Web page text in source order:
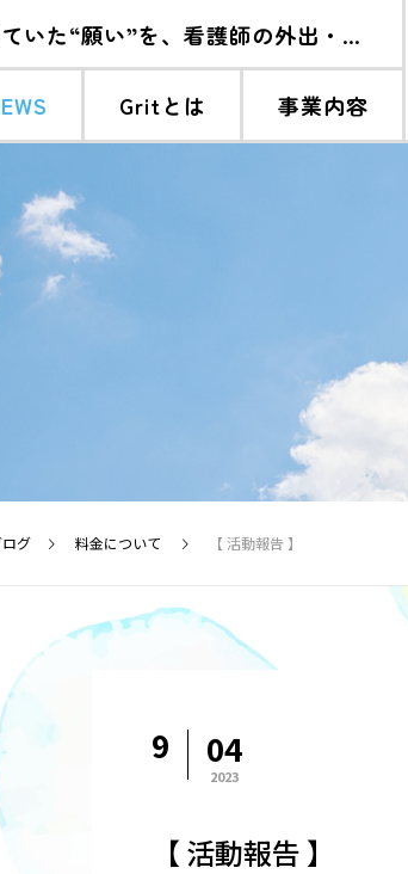
Gritとは 事業内容
ンディング応援メッセージまとめ
フリーメディアに掲載されました
グ 料金について 【 活動報告 】
9 04
2023
【 活動報告 】